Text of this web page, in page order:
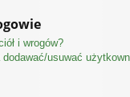
i wrogów?
usuwać